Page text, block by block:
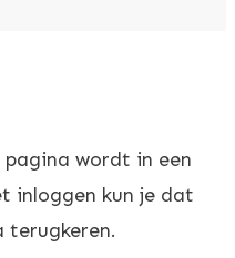
pagina wordt in een
inloggen kun je dat
terugkeren.